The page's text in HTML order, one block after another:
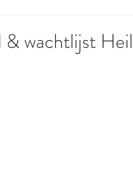
& wachtlijst